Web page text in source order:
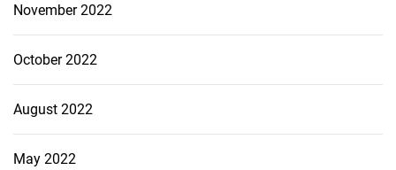
November 2022
October 2022
August 2022
May 2022